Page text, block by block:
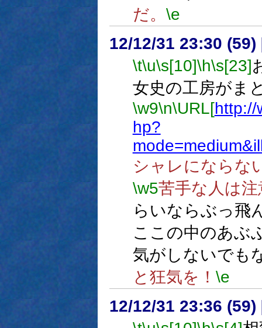
だ。 \e
12/12/31 23:30 (59)
\t\u\s[10]\h\s[23]
女史の工房がま
\w9\n\URL[http://
hp?
シャレにならな
\w5苦手な人は注
らいならぶっ飛
ここの中のあぶ
気がしないでも
と狂気を！ \e
12/12/31 23:36 (59)